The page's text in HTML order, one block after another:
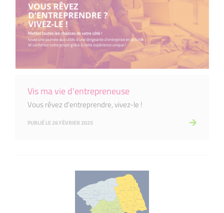
Vis ma vie d'entrepreneuse
Vous rêvez d'entreprendre, vivez-le !
PUBLIÉ LE 26 FÉVRIER 2025